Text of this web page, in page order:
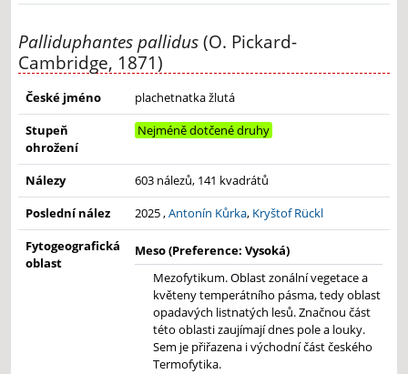
Palliduphantes pallidus(O. Pickard-
Cambridge, 1871)
České jméno
plachetnatka žlutá
Stupeň
ohrožení
Nejméně dotčené druhy
Nálezy
603 nálezů, 141 kvadrátů
Poslední nález
2025 ,Antonín Kůrka, Kryštof Rückl
Fytogeografická
oblast
Meso (Preference: Vysoká)
Mezofytikum. Oblast zonální vegetace a
květeny temperátního pásma, tedy oblast
opadavých listnatých lesů. Značnou část
této oblasti zaujímají dnes pole a louky.
Sem je přiřazena i východní část českého
Termofytika.